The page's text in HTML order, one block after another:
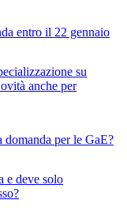
entro il 22 gennaio
su
anche per
domanda per le GaE?
e deve solo